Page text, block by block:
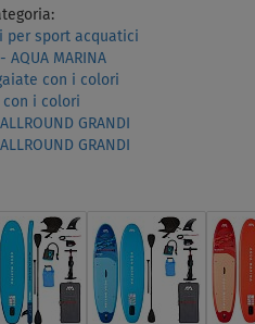
per sport acquatici
MARINA
con i colori
con i colori
GRANDI
GRANDI